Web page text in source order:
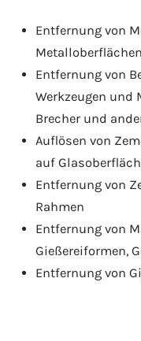
Entfernung von
Metalloberflächen
Entfernung von
Werkzeugen und
Brecher und
Auflösen von
auf
Entfernung von
Rahmen
Entfernung von
Gießereiformen,
Entfernung von